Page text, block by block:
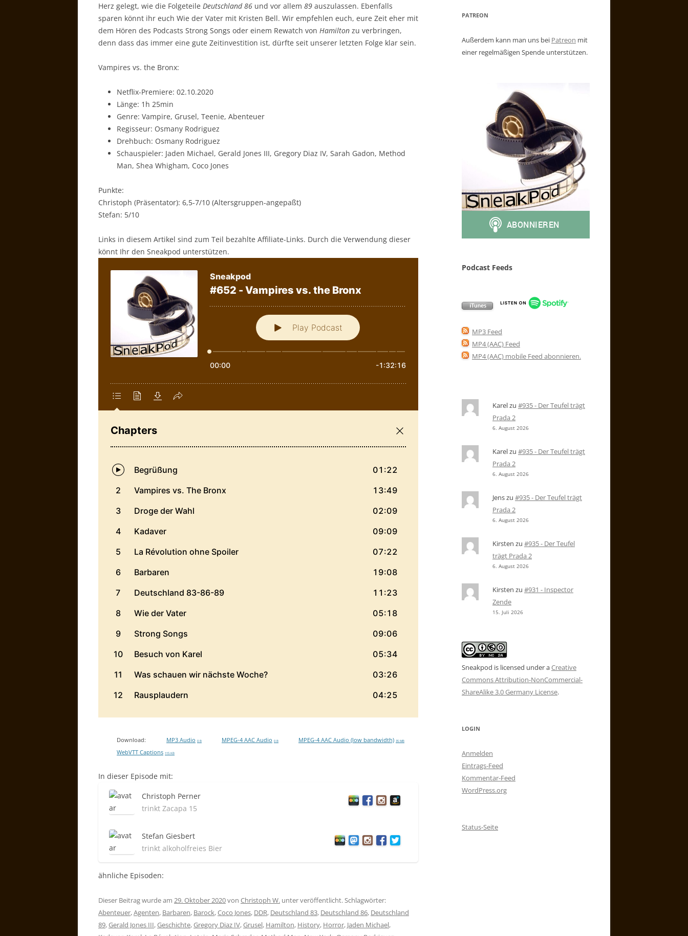
Herz gelegt, wie die Folgeteile Deutschland 86 und vor allem 89 auszulassen. Ebenfalls
sparen könnt ihr euch Wie der Vater mit Kristen Bell. Wir empfehlen euch, eure Zeit eher mit
dem Hören des Podcasts Strong Songs oder einem Rewatch von Hamilton zu verbringen,
denn dass das immer eine gute Zeitinvestition ist, dürfte seit unserer letzten Folge klar sein.
Vampires vs. the Bronx:
Netflix-Premiere: 02.10.2020
Länge: 1h 25min
Genre: Vampire, Grusel, Teenie, Abenteuer
Regisseur: Osmany Rodriguez
Drehbuch: Osmany Rodriguez
Schauspieler: Jaden Michael, Gerald Jones III, Gregory Diaz IV, Sarah Gadon, Method
Man, Shea Whigham, Coco Jones
Punkte:
Christoph (Präsentator): 6,5-7/10 (Altersgruppen-angepaßt)
Stefan: 5/10
Links in diesem Artikel sind zum Teil bezahlte Affiliate-Links. Durch die Verwendung dieser
könnt Ihr den Sneakpod unterstützen.
Download: MP3 Audio 0 B MPEG-4 AAC Audio 0 B MPEG-4 AAC Audio (low bandwidth) 35 MB
WebVTT Captions 115 KB
In dieser Episode mit:
Christoph Perner
trinkt Zacapa 15
Stefan Giesbert
trinkt alkoholfreies Bier
ähnliche Episoden:
Dieser Beitrag wurde am 29. Oktober 2020von Christoph W. unter veröffentlicht. Schlagwörter:
Abenteuer,Agenten, Barbaren, Barock,Coco Jones, DDR, Deutschland 83, Deutschland 86, Deutschland
89,Gerald Jones III,Geschichte,Gregory Diaz IV,Grusel, Hamilton, History, Horror, Jaden Michael,
PATREON
Außerdem kann man uns bei Patreon mit
einer regelmäßigen Spende unterstützen.
Podcast Feeds
MP3 Feed
MP4 (AAC) Feed
MP4 (AAC) mobile Feed abonnieren.
Karelzu #935 - Der Teufel trägt
Prada 2
6. August 2026
Karelzu #935 - Der Teufel trägt
Prada 2
6. August 2026
Jenszu #935 - Der Teufel trägt
Prada 2
6. August 2026
Kirsten zu #935 - Der Teufel
trägt Prada 2
6. August 2026
Kirsten zu #931 - Inspector
Zende
15. Juli 2026
Sneakpod is licensed under aCreative
Commons Attribution-NonCommercial-
ShareAlike 3.0 Germany License.
LOGIN
Anmelden
Eintrags-Feed
Kommentar-Feed
WordPress.org
Status-Seite